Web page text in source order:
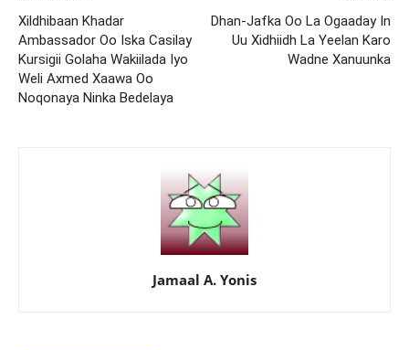
Xildhibaan Khadar
Ambassador Oo Iska Casilay
Kursigii Golaha Wakiilada Iyo
Weli Axmed Xaawa Oo
Noqonaya Ninka Bedelaya
Dhan-Jafka Oo La Ogaaday In
Uu Xidhiidh La Yeelan Karo
Wadne Xanuunka
Jamaal A. Yonis